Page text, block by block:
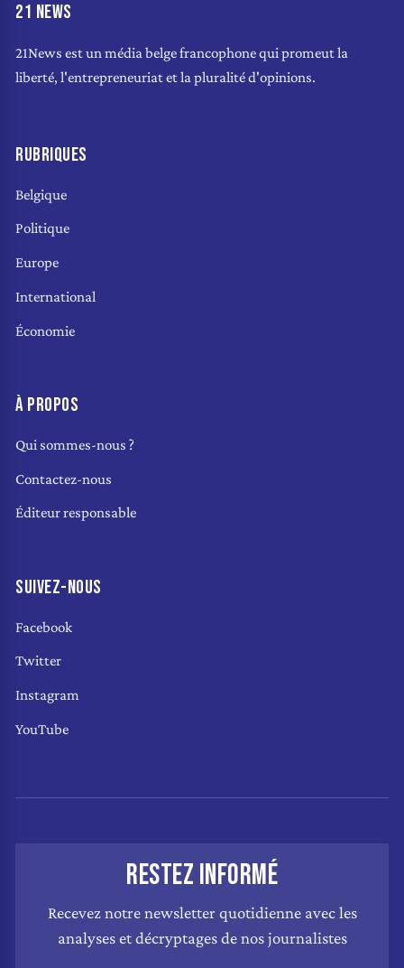
21 NEWS
21News est un média belge francophone qui promeut la
liberté, l'entrepreneuriat et la pluralité d'opinions.
RUBRIQUES
Belgique
Politique
Europe
International
Économie
À PROPOS
Qui sommes-nous ?
Contactez-nous
Éditeur responsable
SUIVEZ-NOUS
Facebook
Twitter
Instagram
YouTube
RESTEZ INFORMÉ
Recevez notre newsletter quotidienne avec les
analyses et décryptages de nos journalistes